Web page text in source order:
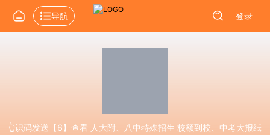
导航 登录
👆识码发送【6】查看 人大附、八中特殊招生 校额到校、中考大报纸